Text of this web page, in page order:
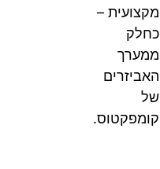
מקצועית –
כחלק
ממערך
האביזרים
של
קומפקטוס.